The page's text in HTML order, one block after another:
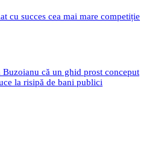
cu succes cea mai mare competiție
Buzoianu că un ghid prost conceput
la risipă de bani publici